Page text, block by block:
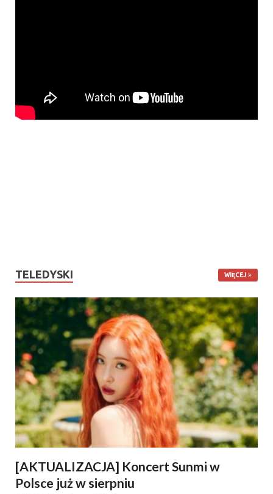
TELEDYSKI WIĘCEJ
[AKTUALIZACJA] Koncert Sunmi w
Polsce już w sierpniu